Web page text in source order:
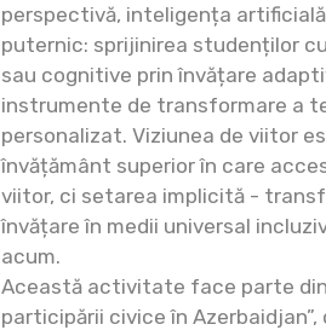
perspectivă, inteligența
puternic: sprijinirea studenților
sau cognitive prin învățare
instrumente de transformare a
personalizat. Viziunea de viitor
învățământ superior în care
viitor, ci setarea implicită -
învățare în medii universal
acum.
Această activitate face parte
participării civice în